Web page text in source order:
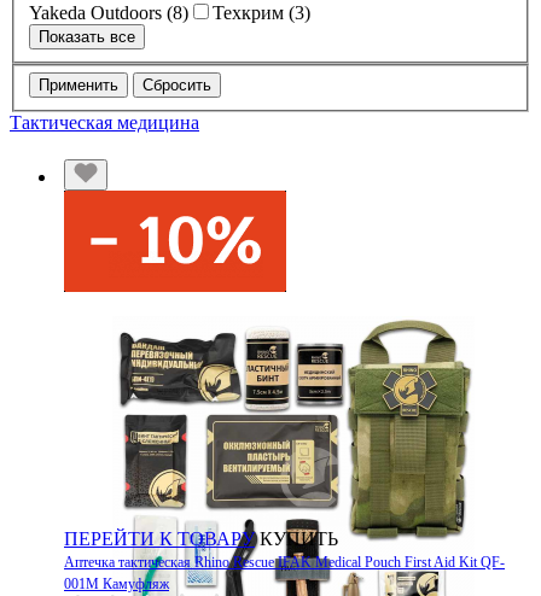
Yakeda Outdoors (8)
Техкрим (3)
Показать все
Применить Сбросить
Тактическая медицина
ПЕРЕЙТИ К ТОВАРУ КУПИТЬ
Аптечка тактическая Rhino Rescue IFAK Medical Pouch First Aid Kit QF-
001M Камуфляж